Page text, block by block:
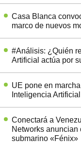
Casa Blanca
marco de nuevos
#Análisis: ¿Quién
Artificial actúa por
UE pone en
Inteligencia Artificial
Conectará a
Networks
submarino «Fénix»